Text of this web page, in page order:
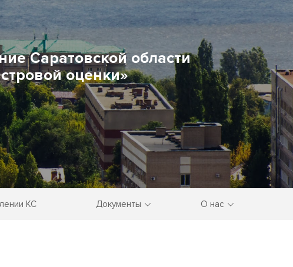
Саратовской области
оценки»
КС Документы О нас